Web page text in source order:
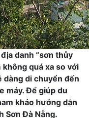
danh “sơn thủy
không quá xa so với
di chuyển đến
máy. Để giúp du
khảo hướng dẫn
Sơn Đà Nẵng.